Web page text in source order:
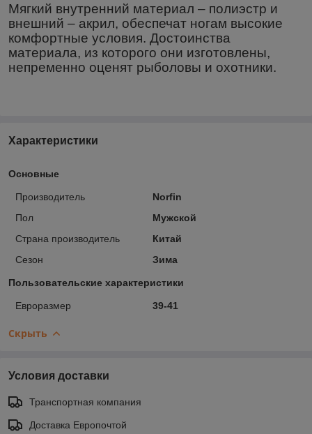
Мягкий внутренний материал – полиэстр и
внешний – акрил, обеспечат ногам высокие
комфортные условия. Достоинства
материала, из которого они изготовлены,
непременно оценят рыболовы и охотники.
Характеристики
Основные
Производитель
Norfin
Пол
Мужской
Страна производитель
Китай
Сезон
Зима
Пользовательские характеристики
Евроразмер 39-41
Скрыть
Условия доставки
Транспортная компания
Доставка Европочтой